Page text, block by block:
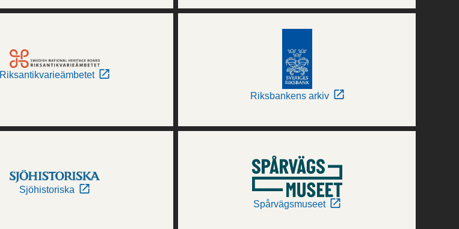
Riksantikvarieämbetet
Riksbankens arkiv
Sjöhistoriska
Spårvägsmuseet